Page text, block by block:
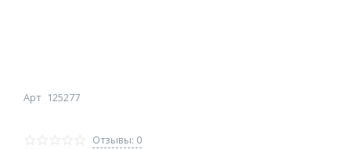
Арт 125277
Отзывы: 0